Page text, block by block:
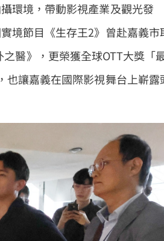
環境，帶動影視產業及觀光發
境節目《生存王2》曾赴嘉義市
醫》，更榮獲全球OTT大獎「
也讓嘉義在國際影視舞台上嶄露